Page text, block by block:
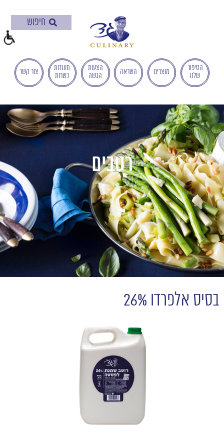
הישראלי
לְהַנְגָּשָׁת
אָתָרִים".
הַמְּסַיַּעַת
לִנְגִישׁוּת
הָאֲתָר.
לִפְתִיחַת
תַּפְרִיט
הֵנְּגִישׁוּת
לְחַץ
ALT+0
הסיפור
שלנו
מוצרים השראה
הצעות
הגשה
תעודות
כשרות
צור קשר
רטבים
בסיס אלפרדו 26%